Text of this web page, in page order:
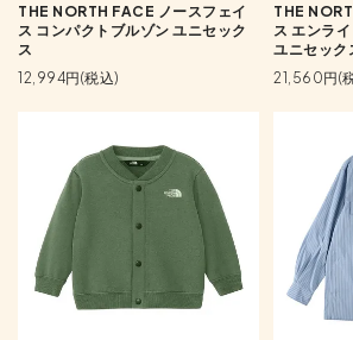
THE NORTH FACE ノースフェイ
ス コンパクトブルゾン ユニセック
ス
12,994円(税込)
THE
ス エンラ
ユニセック
21,560円(